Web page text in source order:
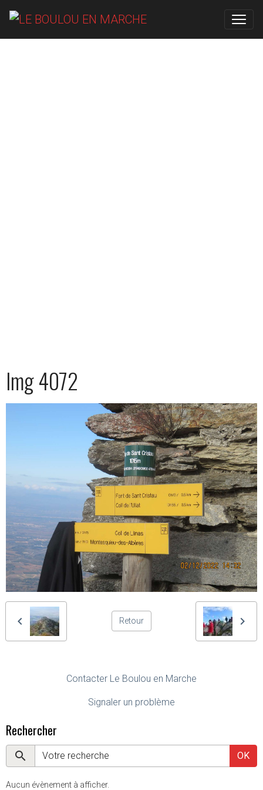
Img 4072
Retour
Contacter Le Boulou en Marche
Signaler un problème
Rechercher
OK
Aucun évènement à afficher.